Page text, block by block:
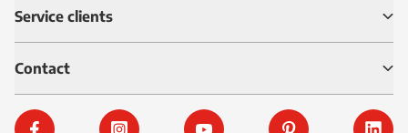
Service clients
Contact